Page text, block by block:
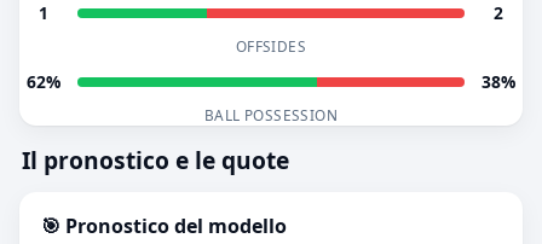
1 2
OFFSIDES
62% 38%
BALL POSSESSION
Il pronostico e le quote
🎯 Pronostico del modello